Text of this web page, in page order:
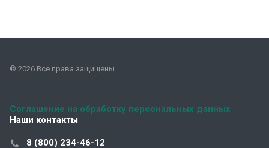
© 2026 Все права защищены.
Соглашение на обработку персональных данных
Наши контакты
8 (800) 234-46-12